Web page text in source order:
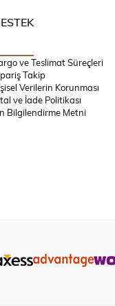
ve Teslimat Süreçleri
Takip
Verilerin Korunması
ve İade Politikası
Bilgilendirme Metni